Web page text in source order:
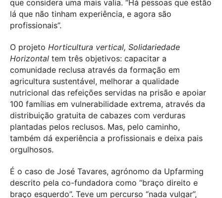
que considera uma mais valia. “Há pessoas que estão
lá que não tinham experiência, e agora são
profissionais”.
O projeto Horticultura vertical, Solidariedade
Horizontal tem três objetivos: capacitar a
comunidade reclusa através da formação em
agricultura sustentável, melhorar a qualidade
nutricional das refeições servidas na prisão e apoiar
100 famílias em vulnerabilidade extrema, através da
distribuição gratuita de cabazes com verduras
plantadas pelos reclusos. Mas, pelo caminho,
também dá experiência a profissionais e deixa pais
orgulhosos.
É o caso de José Tavares, agrónomo da Upfarming
descrito pela co-fundadora como “braço direito e
braço esquerdo”. Teve um percurso “nada vulgar”,